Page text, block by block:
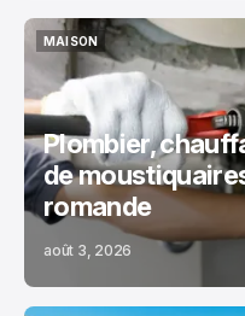
MAISON
MAISON
Plombier,
de
romande
août 3, 2026